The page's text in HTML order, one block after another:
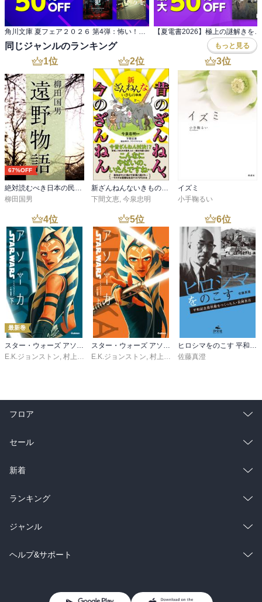
角川文庫 夏フェア２０２６ 第4弾：怖い！ホラー小説
同じジャンルのランキング もっと見る
1位
67%OFF
柳田国男
2位
下間文恵 今泉忠明
3位
イズミ
小手鞠るい
4位
最新巻
スター・ウォーズ アソーカ 下
E.K.ジョンストン, 村上清幸
5位
スター・ウォーズ アソーカ 上
E.K.ジョンストン, 村上清幸
6位
ヒロシマをのこす 平和記念資料館をつくった人・長岡省吾
佐藤真澄
フロア
総合
ラノベ
雑誌・グラビア
BL・TL
セール
総合
ラノベ
雑誌・グラビア
BL・TL
新着
総合
ラノベ
雑誌・グラビア
ランキング
総合
ラノベ
ジャンル
コミック
ヘルプ&サポート